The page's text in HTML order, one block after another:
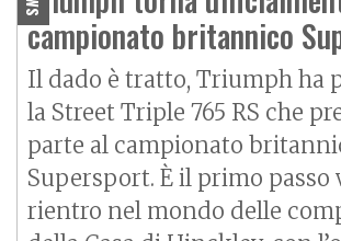
campionato britannico
Il dado è tratto, Triumph ha
la Street Triple 765 RS che
parte al campionato
Supersport. È il primo passo
rientro nel mondo delle